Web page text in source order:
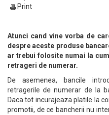
Print
Atunci cand vine vorba de
despre aceste produse
ar trebui folosite numai la
retrageri de numerar.
De asemenea, bancile
retragerile de numerar de la
Daca tot incurajeaza platile la
promotii, de ce bancherii nu